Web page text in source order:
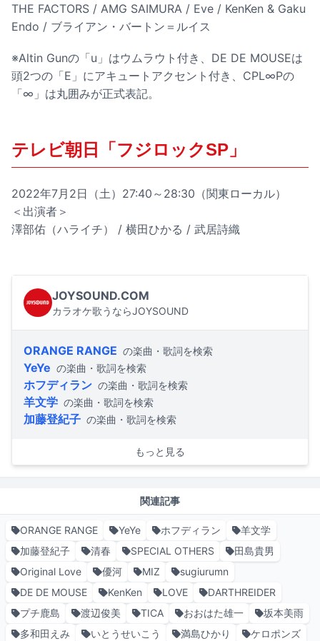
THE FACTORS / AMG SAIMURA / Eve / KenKen & Gaku
Endo / ブライアン・バートン＝ルイス
※Altin Gunの「u」はウムラウト付き、DE DE MOUSEは
頭2つの「E」にアキュートアクセント付き、CPL∞Pの
「∞」は丸囲みが正式表記。
テレビ朝日「フジロックSP」
2022年7月2日（土）27:40～28:30（関東ローカル）
＜出演者＞
澤部佑（ハライチ） / 横田ひかる / 武居詩織
JOYSOUND.COM
カラオケ歌うならJOYSOUND
ORANGE RANGE の楽曲・歌詞を検索
YeYe の楽曲・歌詞を検索
ホフディラン の楽曲・歌詞を検索
羊文学 の楽曲・歌詞を検索
加藤登紀子 の楽曲・歌詞を検索
もっと見る
関連記事
ORANGE RANGE YeYe ホフディラン
羊文学
加藤登紀子
清春 SPECIAL OTHERS
田島貴男
Original Love
優河 MIZ
sugiurumn
DE DE MOUSE
KenKen LOVE
DARTHREIDER
プチ鹿島
渡辺俊美 TICA おおはた雄一
坂本美雨
多和田えみ
いとうせいこう 満島ひかり
ケロポンズ